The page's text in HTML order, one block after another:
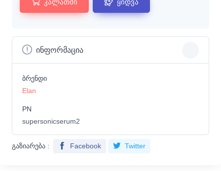
ინფორმაცია
ბრენდი
Elan
PN
supersonicserum2
გაზიარება : Facebook Twitter